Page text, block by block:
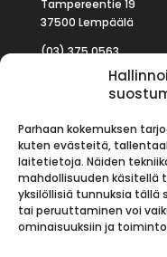
Parhaan kokemuksen
kuten evästeitä,
laitetietoja. Näiden
mahdollisuuden
yksilöllisiä tunnuksia tällä
tai peruuttaminen voi
ominaisuuksiin ja
Tampereentie 19
37500 Lempäälä
(03) 375 0563
kauppa (at)
AVOINNA
Arkisin09:00 – 17:00
La:09:00 – 14:00
Su:Suljettu